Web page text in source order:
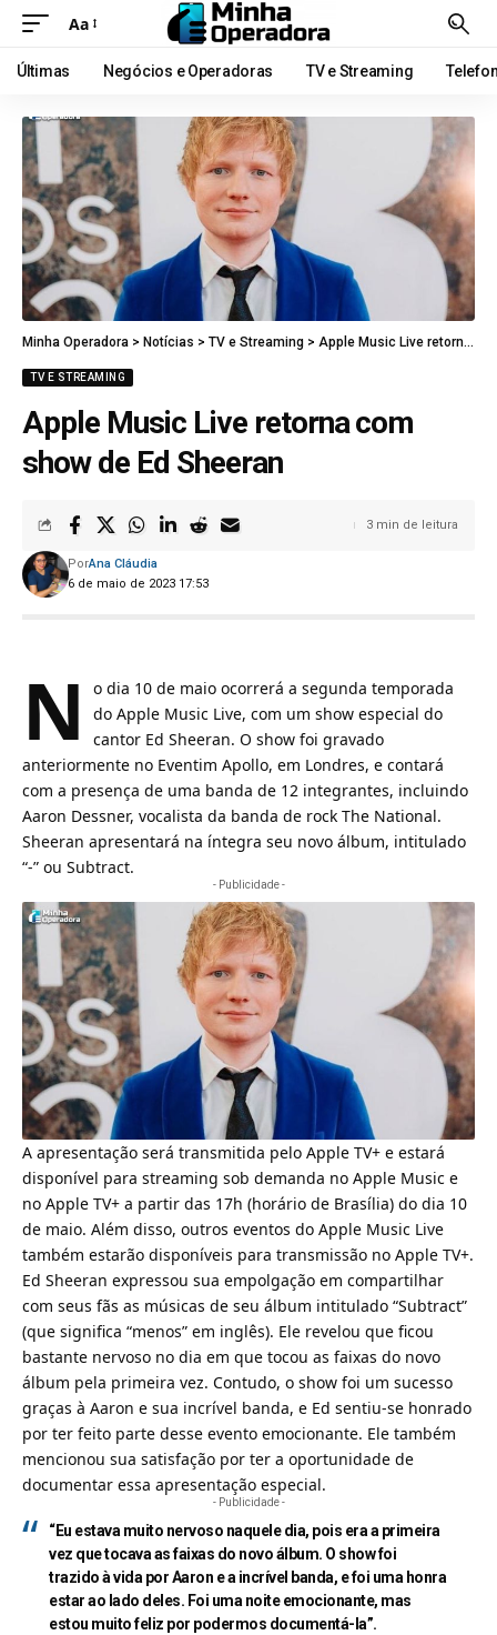
Aa
Últimas Negócios e Operadoras TV e Streaming
Minha Operadora > Notícias > TV e Streaming > Apple Music Live retorna com show de Ed Sheeran
TV E STREAMING
Apple Music Live retorna com
show de Ed Sheeran
6 de maio de 2023 17:53
PorAna Cláudia
3 min de leitura
N
o dia 10 de maio ocorrerá a segunda temporada
do Apple Music Live, com um show especial do
cantor Ed Sheeran. O show foi gravado
anteriormente no Eventim Apollo, em Londres, e contará
com a presença de uma banda de 12 integrantes, incluindo
Aaron Dessner, vocalista da banda de rock The National.
Sheeran apresentará na íntegra seu novo álbum, intitulado
“-” ou Subtract.
- Publicidade -
A apresentação será transmitida pelo Apple TV+ e estará
disponível para streaming sob demanda no Apple Music e
no Apple TV+ a partir das 17h (horário de Brasília) do dia 10
de maio. Além disso, outros eventos do Apple Music Live
também estarão disponíveis para transmissão no Apple TV+.
Ed Sheeran expressou sua empolgação em compartilhar
com seus fãs as músicas de seu álbum intitulado “Subtract”
(que significa “menos” em inglês). Ele revelou que ficou
bastante nervoso no dia em que tocou as faixas do novo
álbum pela primeira vez. Contudo, o show foi um sucesso
graças à Aaron e sua incrível banda, e Ed sentiu-se honrado
por ter feito parte desse evento emocionante. Ele também
mencionou sua satisfação por ter a oportunidade de
documentar essa apresentação especial.
- Publicidade -
“Eu estava muito nervoso naquele dia, pois era a primeira
vez que tocava as faixas do novo álbum. O show foi
trazido à vida por Aaron e a incrível banda, e foi uma honra
estar ao lado deles. Foi uma noite emocionante, mas
estou muito feliz por podermos documentá-la”.